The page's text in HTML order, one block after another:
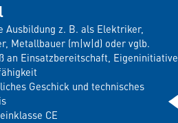
Ausbildung z. B. als Elektriker,
Metallbauer (m|w|d) oder vglb.
an Einsatzbereitschaft, Eigeninitiative
Geschick und technisches
CE